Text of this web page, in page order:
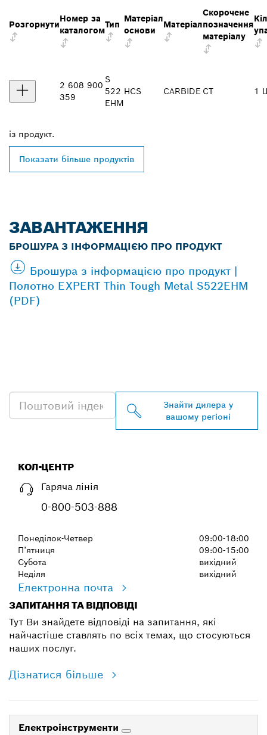
Розгорнути
Номер за
каталогом
Тип
Матеріал
основи
Матеріал
Скорочене
позначення
матеріалу
2 608 900
359
S
522
EHM
HCS CARBIDE CT 1
із продукт.
Показати більше продуктів
ЗАВАНТАЖЕННЯ
БРОШУРА З ІНФОРМАЦІЄЮ ПРО ПРОДУКТ
Брошура з інформацією про продукт |
Полотно EXPERT Thin Tough Metal S522EHM
(PDF)
Знайти дилера у
вашому регіоні
КОЛ-ЦЕНТР
Гаряча лінія
0-800-503-888
Понеділок-Четвер
П’ятниця
Субота
Неділя
09:00-18:00
09:00-15:00
вихідний
вихідний
Електронна почта
ЗАПИТАННЯ ТА ВІДПОВІДІ
Тут Ви знайдете відповіді на запитання, які
найчастіше ставлять по всіх темах, що стосуються
наших послуг.
Дізнатися більше
Електроінструменти